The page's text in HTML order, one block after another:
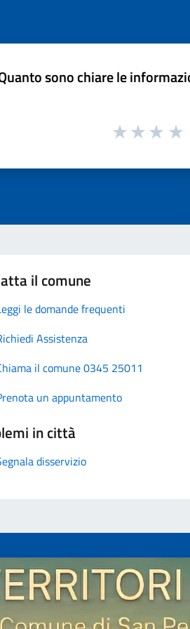
sono chiare le
il comune
le domande frequenti
Assistenza
il comune 0345 25011
un appuntamento
in città
disservizio